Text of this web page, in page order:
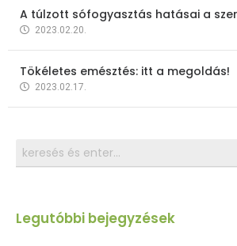
A túlzott sófogyasztás hatásai a
2023.02.20.
Tökéletes emésztés: itt a megoldás!
2023.02.17.
Legutóbbi bejegyzések